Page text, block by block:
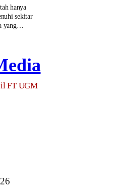
hanya
sekitar
yang…
FT UGM